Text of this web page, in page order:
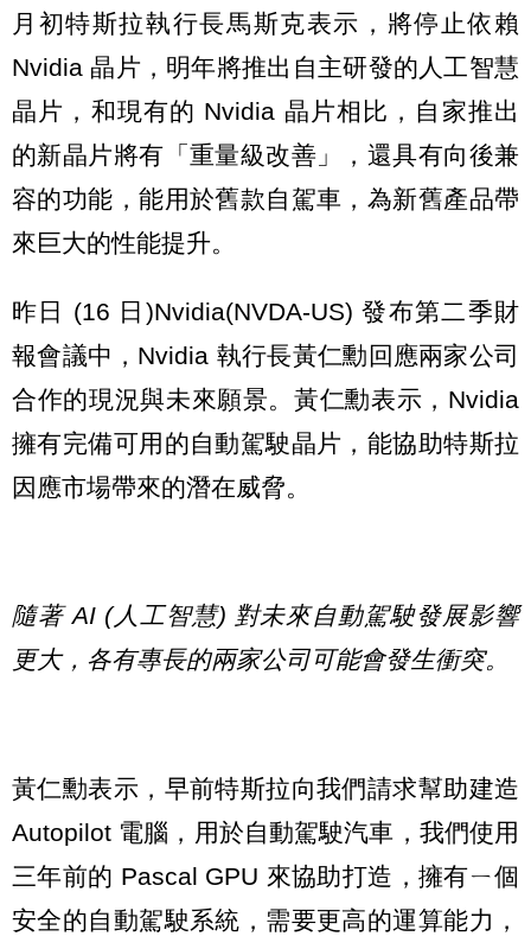
月初特斯拉執行長馬斯克表示，將停止依賴
Nvidia 晶片，明年將推出自主研發的人工智慧
晶片，和現有的 Nvidia 晶片相比，自家推出
的新晶片將有「重量級改善」，還具有向後兼
容的功能，能用於舊款自駕車，為新舊產品帶
來巨大的性能提升。
昨日 (16 日)Nvidia(NVDA-US) 發布第二季財
報會議中，Nvidia 執行長黃仁勳回應兩家公司
合作的現況與未來願景。黃仁勳表示，Nvidia
擁有完備可用的自動駕駛晶片，能協助特斯拉
因應市場帶來的潛在威脅。
隨著 AI (人工智慧) 對未來自動駕駛發展影響
更大，各有專長的兩家公司可能會發生衝突。
黃仁勳表示，早前特斯拉向我們請求幫助建造
Autopilot 電腦，用於自動駕駛汽車，我們使用
三年前的 Pascal GPU 來協助打造，擁有ㄧ個
安全的自動駕駛系統，需要更高的運算能力，